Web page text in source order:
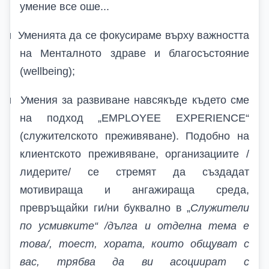
умение все оше...
ü Уменията да се фокусираме върху важността
на Менталното здраве и благосъстояние
(wellbeing);
ü
Умения за развиване навсякъде където сме
на подход „EMPLOYEE EXPERIENCE“
(служителското преживяване). Подобно на
клиентското преживяване, организациите /
лидерите/ се стремят да създадат
мотивираща и ангажираща среда,
превръщайки ги/ни буквално в „Служители
по усмивките“ /дълга и отделна тема е
това/, тоест, хората, които общуват с
вас, трябва да ви асоциират с